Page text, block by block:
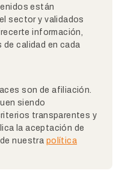
están
sector y validados
información,
calidad en cada
son de afiliación.
siendo
transparentes y
la aceptación de
nuestra política